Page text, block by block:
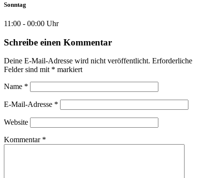
Sonntag
11:00 - 00:00 Uhr
Schreibe einen Kommentar
Deine E-Mail-Adresse wird nicht veröffentlicht. Erforderliche
Felder sind mit * markiert
Name *
E-Mail-Adresse *
Website
Kommentar *